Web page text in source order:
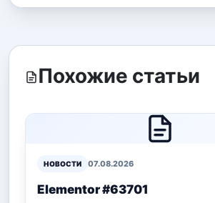
Похожие статьи
НОВОСТИ 07.08.2026
Elementor #63701